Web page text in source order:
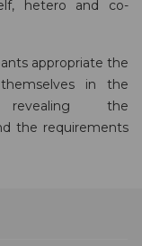
hetero and co-
appropriate the
in the
revealing the
the requirements